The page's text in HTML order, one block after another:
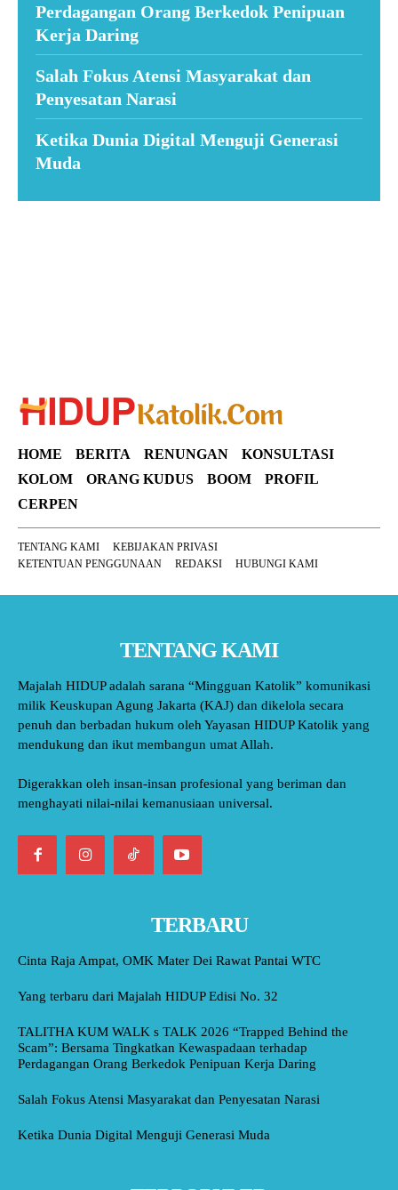
Perdagangan Orang Berkedok Penipuan
Kerja Daring
Salah Fokus Atensi Masyarakat dan
Penyesatan Narasi
Ketika Dunia Digital Menguji Generasi
Muda
HOME BERITA RENUNGAN
KONSULTASI
KOLOM
ORANG KUDUS BOOM
PROFIL
CERPEN
TENTANG KAMI
KEBIJAKAN PRIVASI
KETENTUAN PENGGUNAAN
REDAKSI HUBUNGI KAMI
TENTANG KAMI
Majalah HIDUP adalah sarana “Mingguan Katolik” komunikasi
milik Keuskupan Agung Jakarta (KAJ) dan dikelola secara
penuh dan berbadan hukum oleh Yayasan HIDUP Katolik yang
mendukung dan ikut membangun umat Allah.
Digerakkan oleh insan-insan profesional yang beriman dan
menghayati nilai-nilai kemanusiaan universal.
TERBARU
Cinta Raja Ampat, OMK Mater Dei Rawat Pantai WTC
Yang terbaru dari Majalah HIDUP Edisi No. 32
TALITHA KUM WALK s TALK 2026 “Trapped Behind the
Scam”: Bersama Tingkatkan Kewaspadaan terhadap
Perdagangan Orang Berkedok Penipuan Kerja Daring
Salah Fokus Atensi Masyarakat dan Penyesatan Narasi
Ketika Dunia Digital Menguji Generasi Muda